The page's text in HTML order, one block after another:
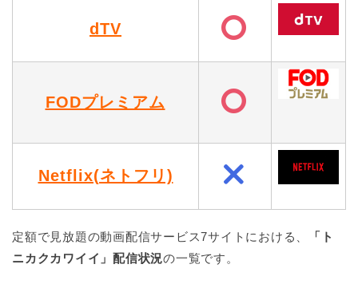
dTV
FODプレミアム
Netflix(ネトフリ)
定額で見放題の動画配信サービス7サイトにおける、
「ト
ニカクカワイイ」配信状況の一覧です。